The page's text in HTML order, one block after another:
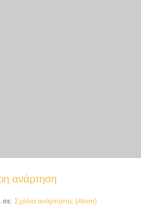
ανάρτηση
σε: Σχόλια ανάρτησης (Atom)